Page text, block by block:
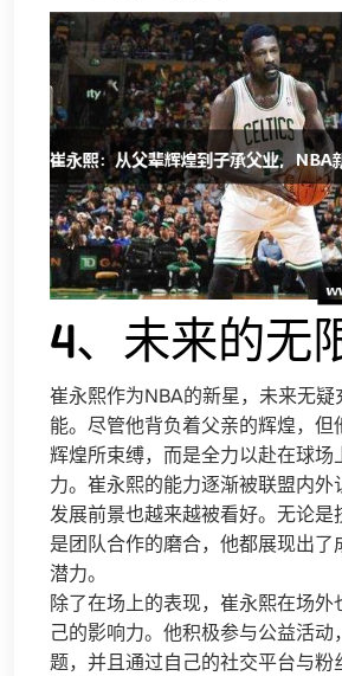
4、未来的无
崔永熙作为NBA的新星，未来无疑
能。尽管他背负着父亲的辉煌，但
辉煌所束缚，而是全力以赴在球场
力。崔永熙的能力逐渐被联盟内外
发展前景也越来越被看好。无论是
是团队合作的磨合，他都展现出了
潜力。
除了在场上的表现，崔永熙在场外
己的影响力。他积极参与公益活动
题，并且通过自己的社交平台与粉